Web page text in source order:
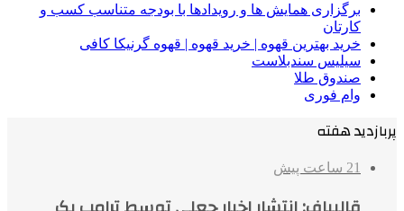
برگزاری همایش ها و رویدادها با بودجه متناسب کسب و
کارتان
خرید بهترین قهوه | خرید قهوه | قهوه گرنیکا کافی
سیلیس سندبلاست
صندوق طلا
وام فوری
پربازدید هفته
21 ساعت پیش